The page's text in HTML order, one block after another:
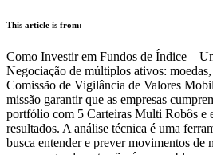
This article is from:
Como Investir em Fundos de Índice –
Negociação de múltiplos ativos:
Comissão de Vigilância de Valores
missão garantir que as empresas
portfólio com 5 Carteiras Multi Robôs e
resultados. A análise técnica é uma
busca entender e prever movimentos de